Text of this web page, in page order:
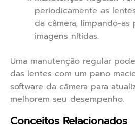
periodicamente as
da câmera, limpando-as
imagens nítidas.
Uma manutenção regular
das lentes com um pano
software da câmera para
melhorem seu desempenho.
Conceitos Relacionados